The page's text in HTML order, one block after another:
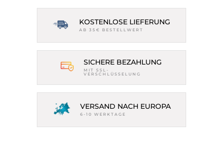
KOSTENLOSE LIEFERUNG
AB 35€ BESTELLWERT
SICHERE BEZAHLUNG
MIT SSL-
VERSCHLÜSSELUNG
VERSAND NACH EUROPA
6-10 WERKTAGE